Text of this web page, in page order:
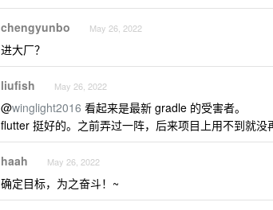
chengyunbo May 26, 2022
进大厂？
liufish May 26, 2022
@winglight2016 看起来是最新 gradle 的受害者。
flutter 挺好的。之前弄过一阵，后来项目上用不到就没
haah May 26, 2022
确定目标，为之奋斗！~